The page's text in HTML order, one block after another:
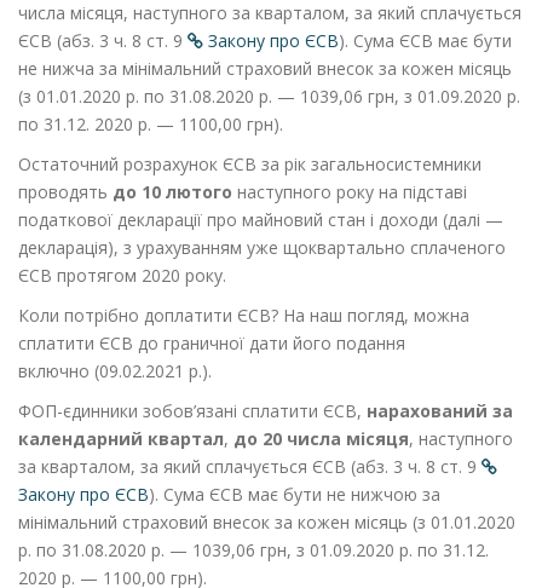
числа місяця, наступного за кварталом, за який сплачується
ЄСВ (абз. 3 ч. 8 ст. 9
Закону про ЄСВ). Сума ЄСВ має бути
не нижча за мінімальний страховий внесок за кожен місяць
(з 01.01.2020 р. по 31.08.2020 р. — 1039,06 грн, з 01.09.2020 р.
по 31.12. 2020 р. — 1100,00 грн).
Остаточний розрахунок ЄСВ за рік загальносистемники
проводять до 10 лютого наступного року на підставі
податкової декларації про майновий стан і доходи (далі —
декларація), з урахуванням уже щоквартально сплаченого
ЄСВ протягом 2020 року.
Коли потрібно доплатити ЄСВ? На наш погляд, можна
сплатити ЄСВ до граничної дати його подання
включно (09.02.2021 р.).
ФОП-єдинники зобов’язані сплатити ЄСВ, нарахований за
календарний квартал, до 20 числа місяця, наступного
за кварталом, за який сплачується ЄСВ (абз. 3 ч. 8 ст. 9
Закону про ЄСВ). Сума ЄСВ має бути не нижчою за
мінімальний страховий внесок за кожен місяць (з 01.01.2020
р. по 31.08.2020 р. — 1039,06 грн, з 01.09.2020 р. по 31.12.
2020 р. — 1100,00 грн).